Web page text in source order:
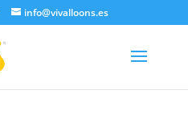
info@vivalloons.es